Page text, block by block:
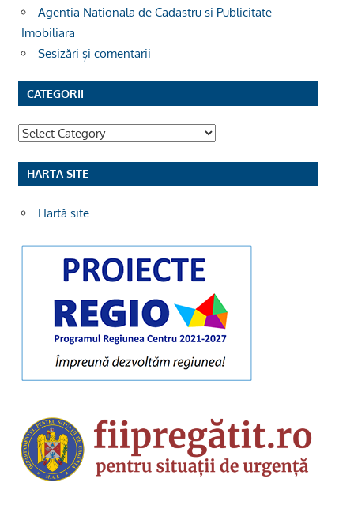
Agentia Nationala de Cadastru si Publicitate
Imobiliara
Sesizări și comentarii
CATEGORII
Categorii
HARTA SITE
Hartă site